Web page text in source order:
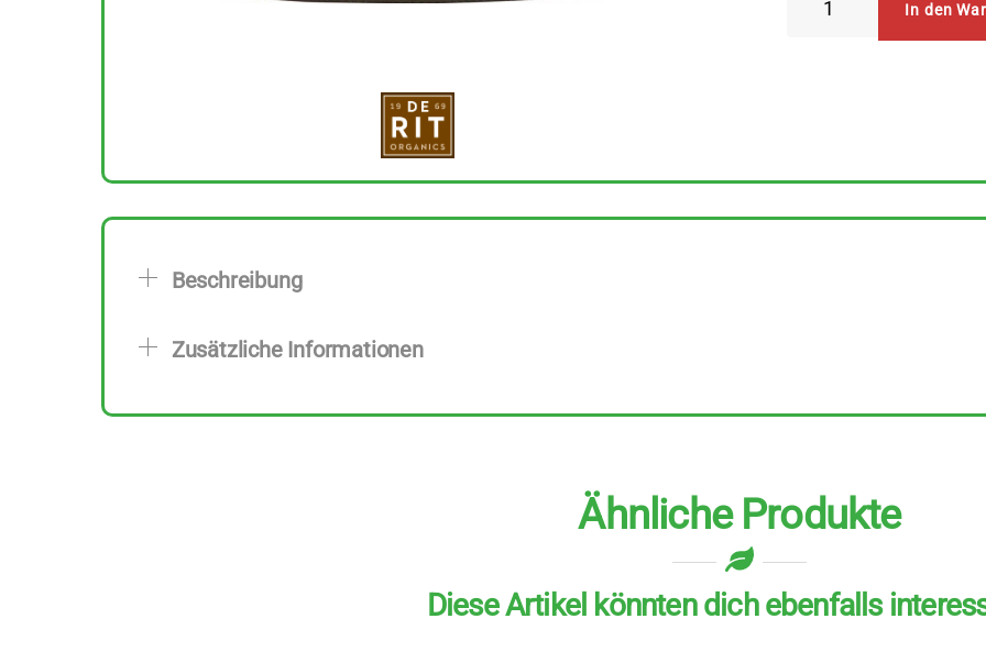
zu
240
In den
Beschreibung
Zusätzliche Informationen
Ähnliche Produkte
Diese Artikel könnten dich ebenfalls